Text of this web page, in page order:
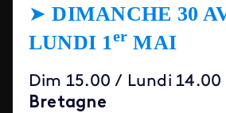
➤DIMANCHE 30
LUNDI 1er MAI
Dim 15.00 / Lundi 14.00
Bretagne